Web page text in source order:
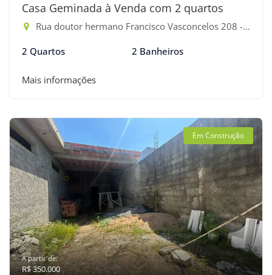
Casa Geminada à Venda com 2 quartos
Rua doutor hermano Francisco Vasconcelos 208 - Jardim Rafael, Bertioga-SP
2 Quartos 2 Banheiros
Mais informações
Em Construção
A partir de:
R$ 350.000